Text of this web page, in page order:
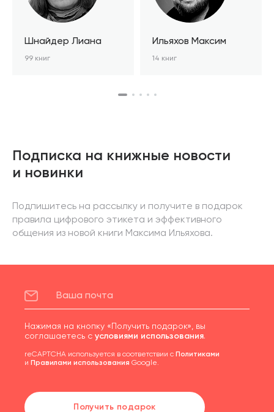
Шнайдер Лиана
99 книг
Ильяхов Максим
14 книг
Подписка на книжные новости
и новинки
Подпишитесь на рассылку и получите в подарок
правила цифрового этикета и эффективного
общения из новой книги Максима Ильяхова.
Нажимая на кнопку «Получить подарок», вы
соглашаетесь с условиями использования.
reCAPTCHA используется в соответствии с Политиками
и Правилами использования Google.
Получить подарок